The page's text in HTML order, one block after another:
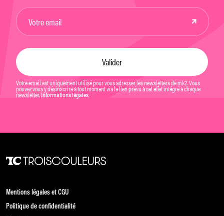
Votre email est uniquement utilisé pour vous adresser les newsletters de mk2. Vous
pouvez vous y désinscrire à tout moment via le lien prévu à cet effet intégré à chaque
newsletter. Informations légales
Mentions légales et CGU
Politique de confidentialité